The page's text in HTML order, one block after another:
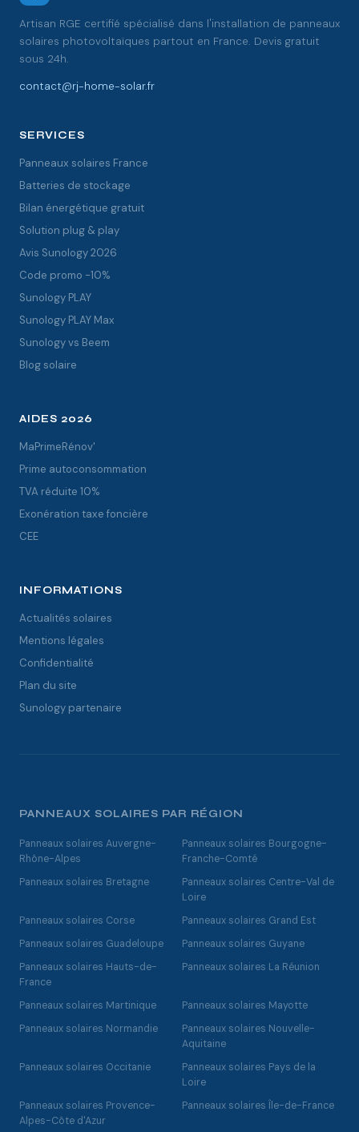
Artisan RGE certifié spécialisé dans l'installation de panneaux
solaires photovoltaïques partout en France. Devis gratuit
sous 24h.
contact@rj-home-solar.fr
SERVICES
Panneaux solaires France
Batteries de stockage
Bilan énergétique gratuit
Solution plug & play
Avis Sunology 2026
Code promo -10%
Sunology PLAY
Sunology PLAY Max
Sunology vs Beem
Blog solaire
AIDES 2026
MaPrimeRénov'
Prime autoconsommation
TVA réduite 10%
Exonération taxe foncière
CEE
INFORMATIONS
Actualités solaires
Mentions légales
Confidentialité
Plan du site
Sunology partenaire
PANNEAUX SOLAIRES PAR RÉGION
Panneaux solaires Auvergne-
Rhône-Alpes
Panneaux solaires Bourgogne-
Franche-Comté
Panneaux solaires Bretagne
Panneaux solaires Centre-Val de
Loire
Panneaux solaires Corse
Panneaux solaires Grand Est
Panneaux solaires Guadeloupe
Panneaux solaires Guyane
Panneaux solaires Hauts-de-
France
Panneaux solaires La Réunion
Panneaux solaires Martinique
Panneaux solaires Mayotte
Panneaux solaires Normandie
Panneaux solaires Nouvelle-
Aquitaine
Panneaux solaires Occitanie
Panneaux solaires Pays de la
Loire
Panneaux solaires Provence-
Alpes-Côte d'Azur
Panneaux solaires Île-de-France